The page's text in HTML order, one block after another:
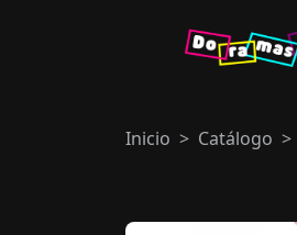
Inicio Catálogo